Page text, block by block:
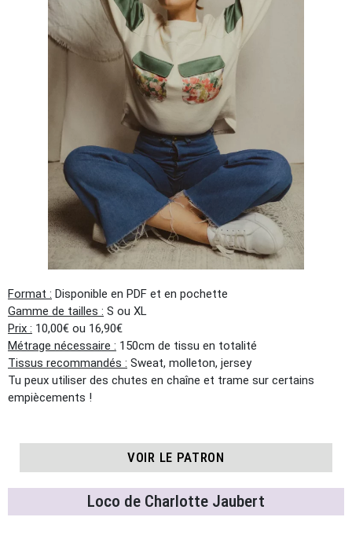
Format : Disponible en PDF et en pochette
Gamme de tailles : S ou XL
Prix : 10,00€ ou 16,90€
Métrage nécessaire : 150cm de tissu en totalité
Tissus recommandés : Sweat, molleton, jersey
Tu peux utiliser des chutes en chaîne et trame sur certains
empiècements !
VOIR LE PATRON
Loco de Charlotte Jaubert